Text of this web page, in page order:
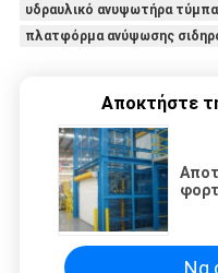
υδραυλικό ανυψωτήρα
πλατφόρμα ανύψωσης
Αποκτήστε
Να